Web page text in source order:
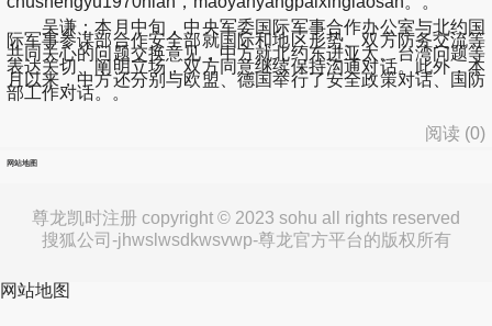
吴谦：本月中旬，中央军委国际军事合作办公室与北约国
际军事参谋部合作安全部就国际和地区形势、双方防务交流等
共同关心的问题交换意见，中方就北约东进亚太、台湾问题等
表达关切、阐明立场，双方同意继续保持沟通对话。此外，本
月以来，中方还分别与欧盟、德国举行了安全政策对话、国防
部工作对话。。
阅读 (0)
网站地图
尊龙凯时注册 copyright © 2023 sohu all rights reserved
搜狐公司-jhwslwsdkwsvwp-尊龙官方平台的版权所有
网站地图